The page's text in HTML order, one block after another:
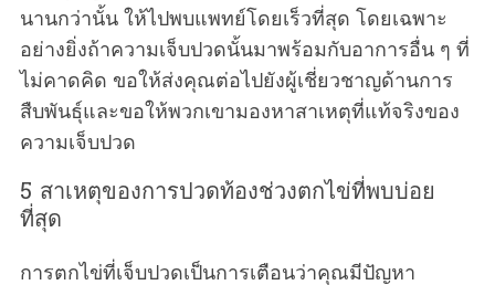
นานกว่านั้น ให้ไปพบแพทย์โดยเร็วที่สุด โดยเฉพาะ
อย่างยิ่งถ้าความเจ็บปวดนั้นมาพร้อมกับอาการอื่น ๆ ที่
ไม่คาดคิด ขอให้ส่งคุณต่อไปยังผู้เชี่ยวชาญด้านการ
สืบพันธุ์และขอให้พวกเขามองหาสาเหตุที่แท้จริงของ
ความเจ็บปวด
5 สาเหตุของการปวดท้องช่วงตกไข่ที่พบบ่อย
ที่สุด
การตกไข่ที่เจ็บปวดเป็นการเตือนว่าคุณมีปัญหา